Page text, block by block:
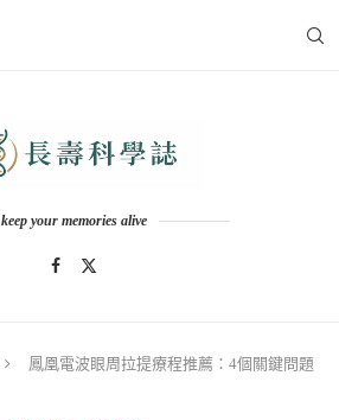
keep your memories alive
鳳凰電波眼周拉提療程推薦：4個關鍵問題